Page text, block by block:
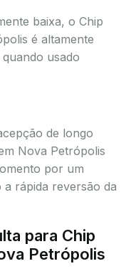
baixa, o Chip
é altamente
usado
de longo
Nova Petrópolis
por um
rápida reversão da
para Chip
Petrópolis